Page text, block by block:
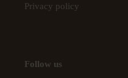
Privacy policy
Follow us